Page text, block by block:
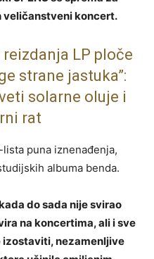
veličanstveni koncert.
LP ploče
strane jastuka”:
solarne oluje i
rat
puna iznenađenja,
albuma benda.
do sada nije svirao
na koncertima, ali i sve
izostaviti, nezamenljive